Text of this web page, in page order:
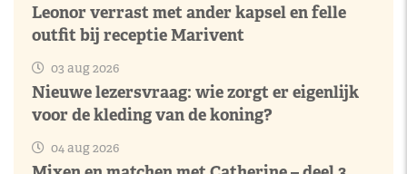
Leonor verrast met ander kapsel en felle
outfit bij receptie Marivent
03 aug 2026
Nieuwe lezersvraag: wie zorgt er eigenlijk
voor de kleding van de koning?
04 aug 2026